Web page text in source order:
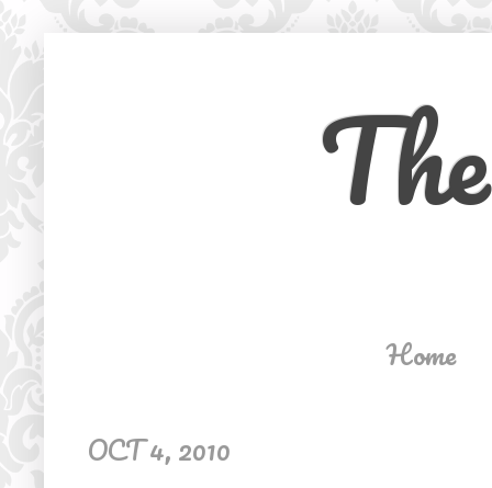
Home
OCT 4, 2010